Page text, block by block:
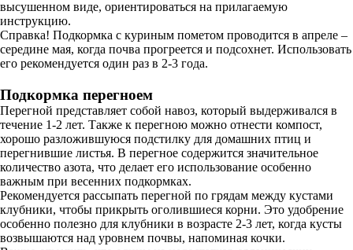
высушенном виде, ориентироваться на прилагаемую
инструкцию.
Справка! Подкормка с куриным пометом проводится в апреле –
середине мая, когда почва прогреется и подсохнет. Использовать
его рекомендуется один раз в 2-3 года.
Подкормка перегноем
Перегной представляет собой навоз, который выдерживался в
течение 1-2 лет. Также к перегною можно отнести компост,
хорошо разложившуюся подстилку для домашних птиц и
перегнившие листья. В перегное содержится значительное
количество азота, что делает его использование особенно
важным при весенних подкормках.
Рекомендуется рассыпать перегной по грядам между кустами
клубники, чтобы прикрыть оголившиеся корни. Это удобрение
особенно полезно для клубники в возрасте 2-3 лет, когда кусты
возвышаются над уровнем почвы, напоминая кочки.